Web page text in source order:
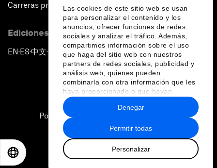
Las cookies de este sitio web se usan
para personalizar el contenido y los
anuncios, ofrecer funciones de redes
sociales y analizar el tráfico. Además,
compartimos información sobre el uso
que haga del sitio web con nuestros
partners de redes sociales, publicidad y
análisis web, quienes pueden
combinarla con otra información que les
haya proporcionado o que hayan
recopilado a partir del uso que haya
hecho de sus servicios.
Permitir todas
Personalizar
Denegar
Carreras profesionales
Ediciones en otros idiomas
EN ▪ ES▪中文▪ 日本語
Política de privacidad y normas de uso
2026 Foro Económico Mundial